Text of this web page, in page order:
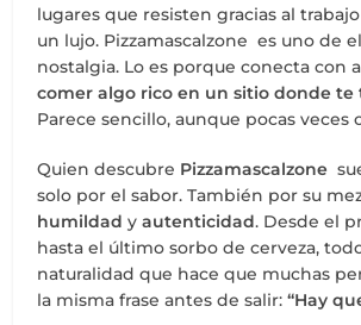
lugares que resisten gracias al
un lujo. Pizzamascalzone es uno de
nostalgia. Lo es porque conecta con
comer algo rico en un sitio donde
Parece sencillo, aunque pocas veces
Quien descubre Pizzamascalzone
solo por el sabor. También por su
humildad yautenticidad. Desde el
hasta el último sorbo de cerveza,
naturalidad que hace que muchas
la misma frase antes de salir:“Hay